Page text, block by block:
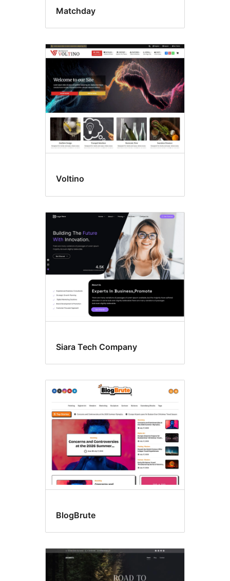
Matchday
Voltino
Siara Tech Company
BlogBrute